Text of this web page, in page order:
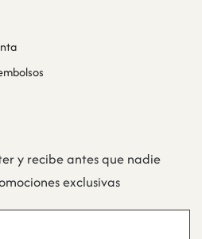
y recibe antes que nadie
exclusivas